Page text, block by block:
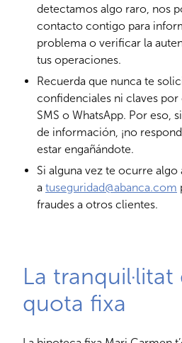
detectamos algo raro, nos
contacto contigo para
problema o verificar la
tus operaciones.
Recuerda que nunca te
confidenciales ni claves
SMS o WhatsApp. Por eso,
de información, ¡no
estar engañándote.
Si alguna vez te ocurre
a tuseguridad@abanca.com
fraudes a otros clientes.
La tranquil·litat
quota fixa